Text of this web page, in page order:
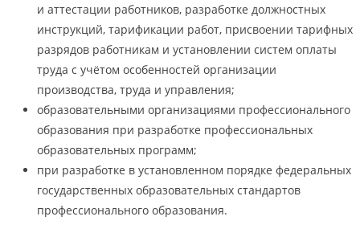
и аттестации работников, разработке должностных
инструкций, тарификации работ, присвоении тарифных
разрядов работникам и установлении систем оплаты
труда с учётом особенностей организации
производства, труда и управления;
образовательными организациями профессионального
образования при разработке профессиональных
образовательных программ;
при разработке в установленном порядке федеральных
государственных образовательных стандартов
профессионального образования.